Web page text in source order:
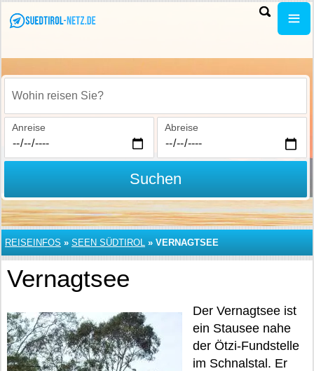
Wohin reisen Sie?
Anreise Abreise
Suchen
REISEINFOS » SEEN SÜDTIROL » VERNAGTSEE
Vernagtsee
Der Vernagtsee ist
ein Stausee nahe
der Ötzi-Fundstelle
im Schnalstal. Er